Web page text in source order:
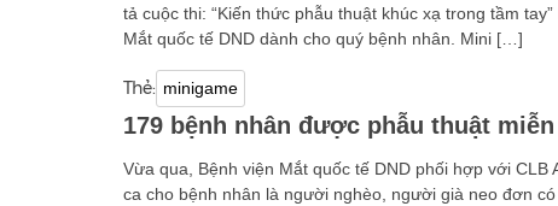
tả cuộc thi: “Kiến thức phẫu thuật khúc xạ trong tầm
Mắt quốc tế DND dành cho quý bệnh nhân. Mini […]
Thẻ: minigame
179 bệnh nhân được phẫu thuật
Vừa qua, Bệnh viện Mắt quốc tế DND phối hợp với
ca cho bệnh nhân là người nghèo, người già neo đơn